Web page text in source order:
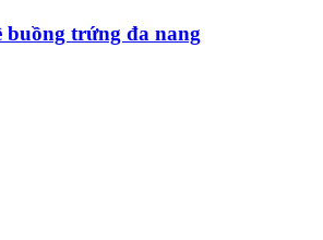
buồng trứng đa nang